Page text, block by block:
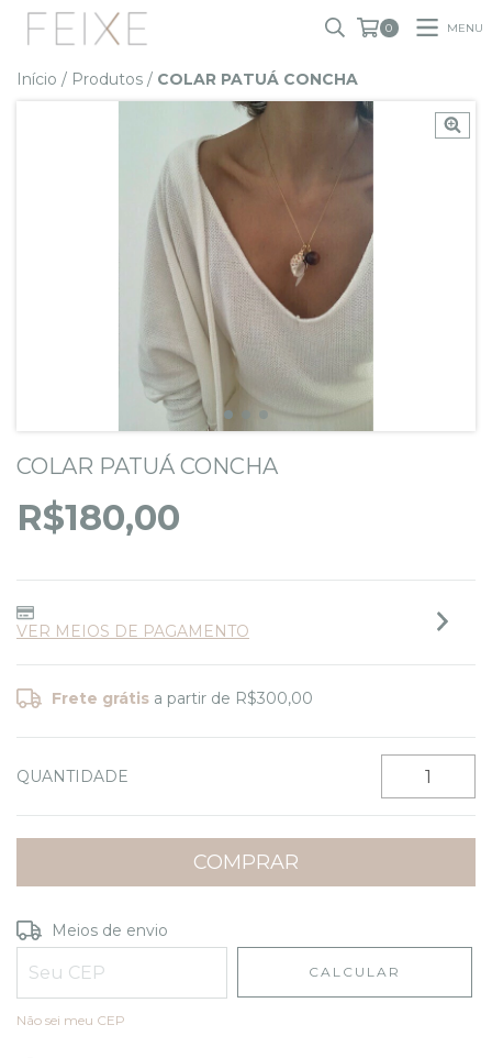
0 MENU
Início / Produtos / COLAR PATUÁ CONCHA
COLAR PATUÁ CONCHA
R$180,00
VER MEIOS DE PAGAMENTO
Frete grátis a partir de R$300,00
QUANTIDADE
Entregas para o CEP:
Meios de envio
CALCULAR
Não sei meu CEP